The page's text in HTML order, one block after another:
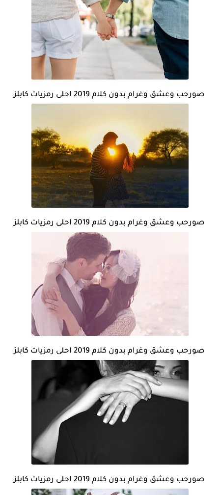
صورحب وعشق وغرام بدون كلام 2019 احلى رمزيات كابلز
صورحب وعشق وغرام بدون كلام 2019 احلى رمزيات كابلز
صورحب وعشق وغرام بدون كلام 2019 احلى رمزيات كابلز
صورحب وعشق وغرام بدون كلام 2019 احلى رمزيات كابلز